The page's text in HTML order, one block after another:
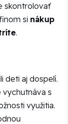
skontrolovať
si nákup
.
deti aj dospelí.
s
využitia.